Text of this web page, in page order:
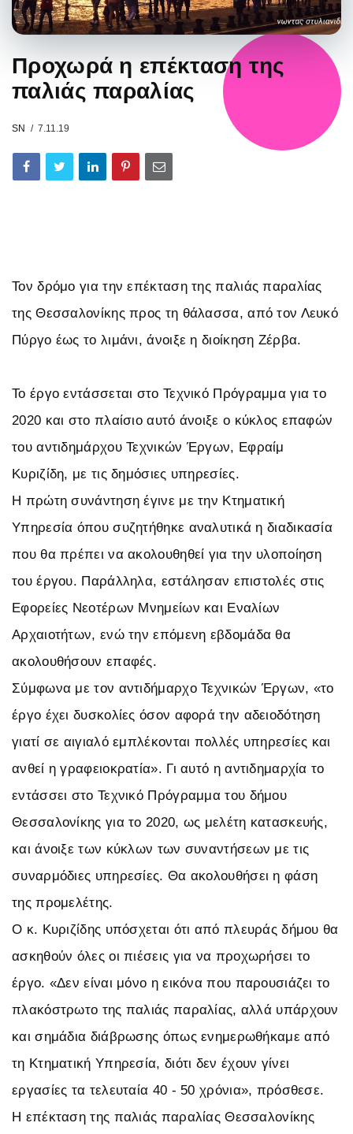
Προχωρά η επέκταση της
παλιάς παραλίας
SN 7.11.19
Τον δρόμο για την επέκταση της παλιάς παραλίας
της Θεσσαλονίκης προς τη θάλασσα, από τον Λευκό
Πύργο έως το λιμάνι, άνοιξε η διοίκηση Ζέρβα.
Το έργο εντάσσεται στο Τεχνικό Πρόγραμμα για το
2020 και στο πλαίσιο αυτό άνοιξε ο κύκλος επαφών
του αντιδημάρχου Τεχνικών Έργων, Εφραίμ
Κυριζίδη, με τις δημόσιες υπηρεσίες.
Η πρώτη συνάντηση έγινε με την Κτηματική
Υπηρεσία όπου συζητήθηκε αναλυτικά η διαδικασία
που θα πρέπει να ακολουθηθεί για την υλοποίηση
του έργου. Παράλληλα, εστάλησαν επιστολές στις
Εφορείες Νεοτέρων Μνημείων και Εναλίων
Αρχαιοτήτων, ενώ την επόμενη εβδομάδα θα
ακολουθήσουν επαφές.
Σύμφωνα με τον αντιδήμαρχο Τεχνικών Έργων, «το
έργο έχει δυσκολίες όσον αφορά την αδειοδότηση
γιατί σε αιγιαλό εμπλέκονται πολλές υπηρεσίες και
ανθεί η γραφειοκρατία». Γι αυτό η αντιδημαρχία το
εντάσσει στο Τεχνικό Πρόγραμμα του δήμου
Θεσσαλονίκης για το 2020, ως μελέτη κατασκευής,
και άνοιξε των κύκλων των συναντήσεων με τις
συναρμόδιες υπηρεσίες. Θα ακολουθήσει η φάση
της προμελέτης.
Ο κ. Κυριζίδης υπόσχεται ότι από πλευράς δήμου θα
ασκηθούν όλες οι πιέσεις για να προχωρήσει το
έργο. «Δεν είναι μόνο η εικόνα που παρουσιάζει το
πλακόστρωτο της παλιάς παραλίας, αλλά υπάρχουν
και σημάδια διάβρωσης όπως ενημερωθήκαμε από
τη Κτηματική Υπηρεσία, διότι δεν έχουν γίνει
εργασίες τα τελευταία 40 - 50 χρόνια», πρόσθεσε.
Η επέκταση της παλιάς παραλίας Θεσσαλονίκης